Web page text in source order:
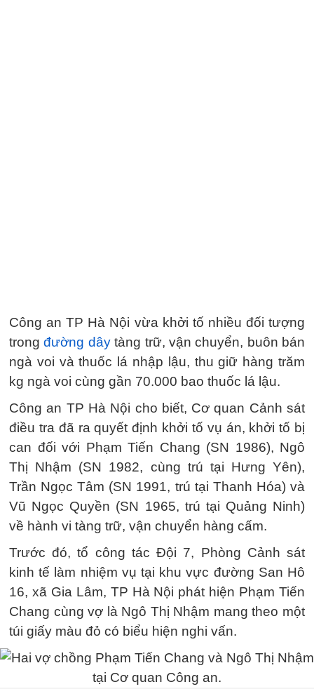
Công an TP Hà Nội vừa khởi tố nhiều đối tượng
trongđường dâytàng trữ, vận chuyển, buôn bán
ngà voi và thuốc lá nhập lậu, thu giữ hàng trăm
kg ngà voi cùng gần 70.000 bao thuốc lá lậu.
Công an TP Hà Nội cho biết, Cơ quan Cảnh sát
điều tra đã ra quyết định khởi tố vụ án, khởi tố bị
can đối với Phạm Tiến Chang (SN 1986), Ngô
Thị Nhậm (SN 1982, cùng trú tại Hưng Yên),
Trần Ngọc Tâm (SN 1991, trú tại Thanh Hóa) và
Vũ Ngọc Quyền (SN 1965, trú tại Quảng Ninh)
về hành vi tàng trữ, vận chuyển hàng cấm.
Trước đó, tổ công tác Đội 7, Phòng Cảnh sát
kinh tế làm nhiệm vụ tại khu vực đường San Hô
16, xã Gia Lâm, TP Hà Nội phát hiện Phạm Tiến
Chang cùng vợ là Ngô Thị Nhậm mang theo một
túi giấy màu đỏ có biểu hiện nghi vấn.